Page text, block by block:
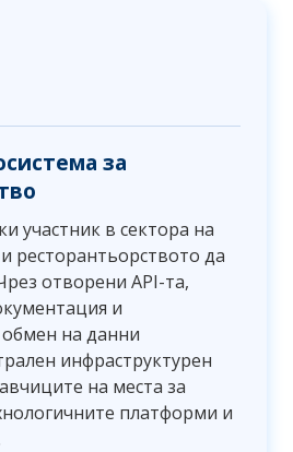
за
участник в сектора на
ресторантьорството да
отворени API-та,
и
на данни
инфраструктурен
на места за
платформи и